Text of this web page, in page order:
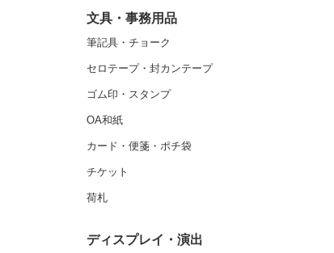
文具・事務用品
筆記具・チョーク
セロテープ・封カンテープ
ゴム印・スタンプ
OA和紙
カード・便箋・ポチ袋
チケット
荷札
ディスプレイ・演出